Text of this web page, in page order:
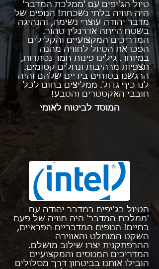
טיול הג'יפים עם 'ממלכת המדבר'
היה חוויה בלתי נשכחת! הנופים של
מדבר יהודה עוצרי נשימה, והנהיגה
בשטח הייתה אדרנלין טהור.
המדריכים המקצועיים והקלילים
הפכו את הטיול לחוויה מהנה
במיוחד. גילינו פינות חמד נסתרות,
תצפיות מרהיבות ונחלים קסומים.
הרגשנו בטוחים בידיים שלהם והיה
לנו כיף גדול. ממליצים בחום לכל
חובבי האקסטרים והטבע!
המוסד לביטוח לאומי
הטיול בג'יפים במדבר יהודה עם
'ממלכת המדבר' היה חוויה של פעם
בחיים! הנופים המדבריים הפראיים,
השקט המוחלט והאווירה
ההרפתקנית יצרו שילוב מושלם.
המדריכים המנוסים והמקצועיים
הובילו אותנו בביטחון דרך מסלולים